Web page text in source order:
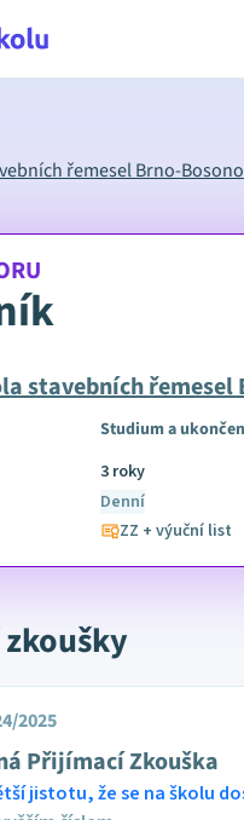
řemesel Brno-
stavebních
Studium a
3 roky
Denní
ZZ + výuční list
2025
Přijímací Zkouška
jistotu, že se na školu